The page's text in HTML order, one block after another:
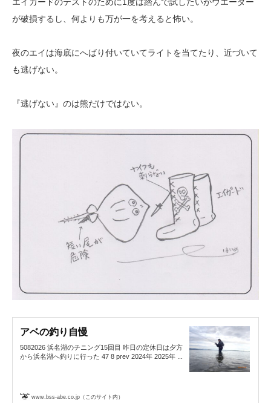
が破損するし、何よりも万が一を考えると怖い。
夜のエイは海底にへばり付いていてライトを当てたり、近づいて
も逃げない。
『逃げない』のは熊だけではない。
アベの釣り自慢
5082026 浜名湖のチニング15回目 昨日の定休日は夕方
から浜名湖へ釣りに行った 47 8 prev 2024年 2025年 ...
www.bss-abe.co.jp（このサイト内）